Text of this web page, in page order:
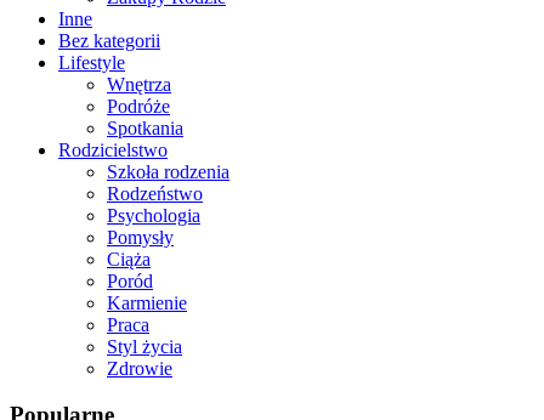
Inne
Bez kategorii
Lifestyle
Wnętrza
Podróże
Spotkania
Rodzicielstwo
Szkoła rodzenia
Rodzeństwo
Psychologia
Pomysły
Ciąża
Poród
Karmienie
Praca
Styl życia
Zdrowie
Popularne